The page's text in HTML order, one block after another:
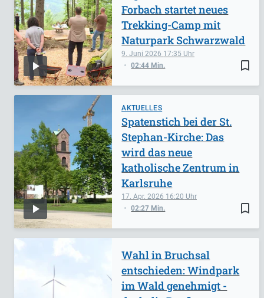
bookmark_border
9. Juni 2026 17:35
02:44 Min.
Forbach startet neues
Trekking-Camp mit
Naturpark Schwarzwald
AKTUELLES
bookmark_border
17. Apr. 2026 16:20
02:27 Min.
Spatenstich bei der St.
Stephan-Kirche: Das
wird das neue
katholische Zentrum in
Karlsruhe
Wahl in Bruchsal
entschieden: Windpark
im Wald genehmigt -